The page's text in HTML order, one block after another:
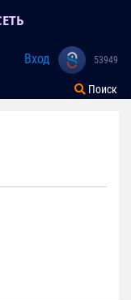
Вход 53949
Поиск